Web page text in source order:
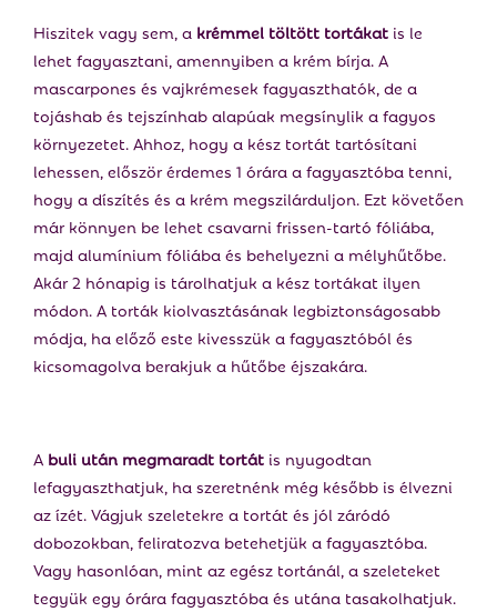
Hiszitek vagy sem, a krémmel töltött tortákat is le
lehet fagyasztani, amennyiben a krém bírja. A
mascarpones és vajkrémesek fagyaszthatók, de a
tojáshab és tejszínhab alapúak megsínylik a fagyos
környezetet. Ahhoz, hogy a kész tortát tartósítani
lehessen, először érdemes 1 órára a fagyasztóba tenni,
hogy a díszítés és a krém megszilárduljon. Ezt követően
már könnyen be lehet csavarni frissen-tartó fóliába,
majd alumínium fóliába és behelyezni a mélyhűtőbe.
Akár 2 hónapig is tárolhatjuk a kész tortákat ilyen
módon. A torták kiolvasztásának legbiztonságosabb
módja, ha előző este kivesszük a fagyasztóból és
kicsomagolva berakjuk a hűtőbe éjszakára.
A buli után megmaradt tortát is nyugodtan
lefagyaszthatjuk, ha szeretnénk még később is élvezni
az ízét. Vágjuk szeletekre a tortát és jól záródó
dobozokban, feliratozva betehetjük a fagyasztóba.
Vagy hasonlóan, mint az egész tortánál, a szeleteket
tegyük egy órára fagyasztóba és utána tasakolhatjuk.